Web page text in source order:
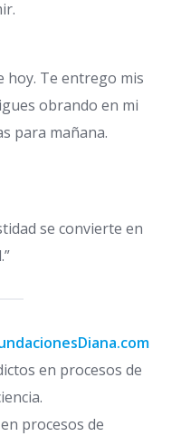
hoy. Te entrego mis
obrando en mi
para mañana.
se convierte en
en procesos de
procesos de